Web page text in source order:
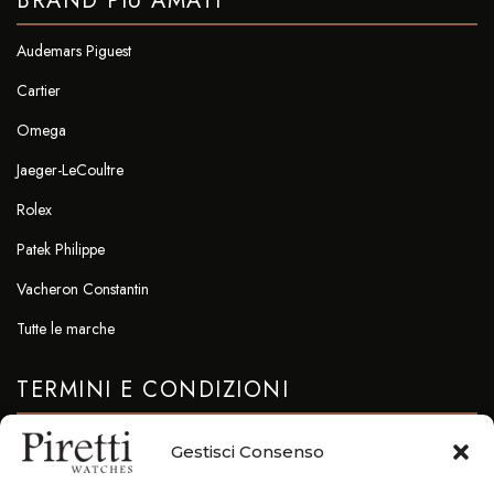
Gestisci Consenso
Audemars Piguest
Cartier
Omega
Jaeger-LeCoultre
Rolex
Patek Philippe
Vacheron Constantin
Tutte le marche
TERMINI E CONDIZIONI
Privacy & Cookie Policy